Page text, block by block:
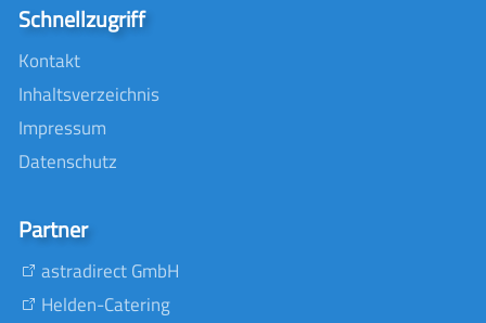
Schnellzugriff
Kontakt
Inhaltsverzeichnis
Impressum
Datenschutz
Partner
astradirect GmbH
Helden-Catering